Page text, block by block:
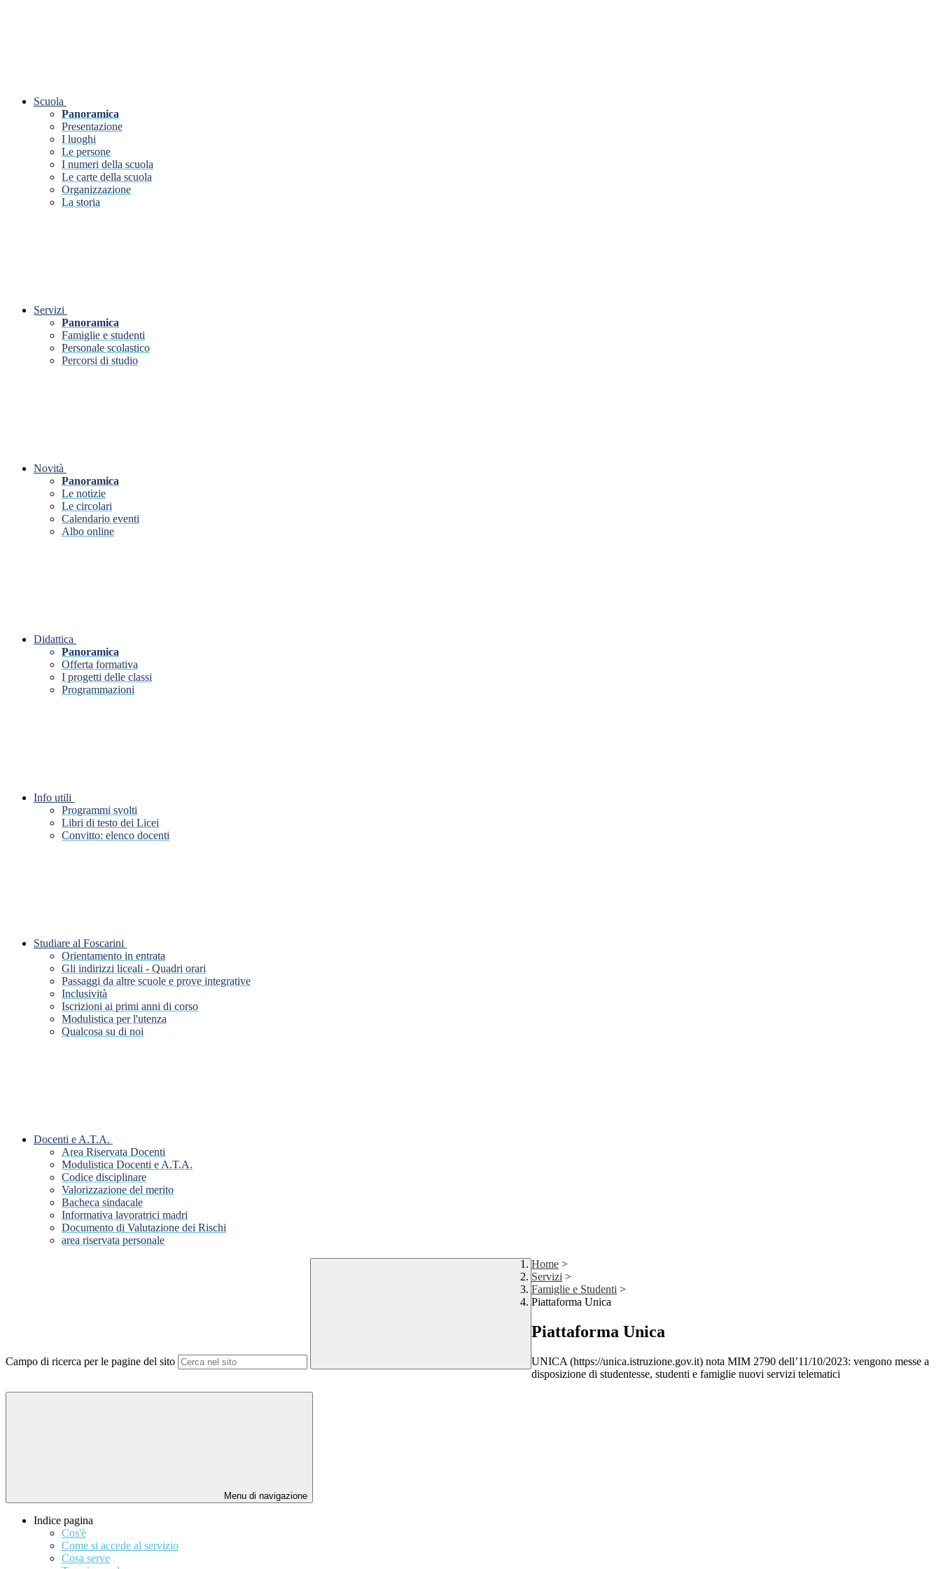
Scuola
Panoramica
Presentazione
I luoghi
Le persone
I numeri della scuola
Le carte della scuola
Organizzazione
La storia
Servizi
Panoramica
Famiglie e studenti
Personale scolastico
Percorsi di studio
Novità
Panoramica
Le notizie
Le circolari
Calendario eventi
Albo online
Didattica
Panoramica
Offerta formativa
I progetti delle classi
Programmazioni
Info utili
Programmi svolti
Libri di testo dei Licei
Convitto: elenco docenti
Studiare al Foscarini
Orientamento in entrata
Gli indirizzi liceali - Quadri orari
Passaggi da altre scuole e prove integrative
Inclusività
Iscrizioni ai primi anni di corso
Modulistica per l'utenza
Qualcosa su di noi
Docenti e A.T.A.
Area Riservata Docenti
Modulistica Docenti e A.T.A.
Codice disciplinare
Valorizzazione del merito
Bacheca sindacale
Informativa lavoratrici madri
Documento di Valutazione dei Rischi
area riservata personale
Campo di ricerca per le pagine del sito
Home >
Servizi >
Famiglie e Studenti >
Piattaforma Unica
Piattaforma Unica
UNICA (https://unica.istruzione.gov.it) nota MIM 2790 dell’11/10/2023: vengono messe a
disposizione di studentesse, studenti e famiglie nuovi servizi telematici
Menu di navigazione
Indice pagina
Cos'è
Come si accede al servizio
Cosa serve